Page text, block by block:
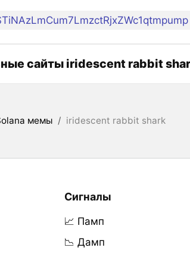
сайты iridescent rabbit
мемы / iridescent rabbit shark
Сигналы
📈 Памп
📉 Дамп